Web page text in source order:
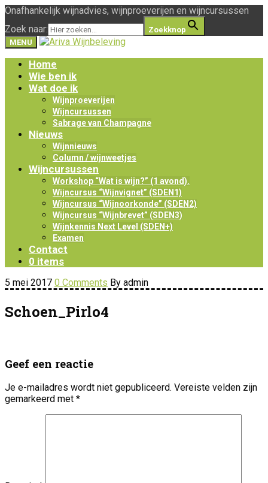
Onafhankelijk wijnadvies, wijnproeverijen en wijncursussen
Zoek naar:
Zoekknop
MENU
Home
Wie ben ik
Wat doe ik
Wijnproeverijen
Wijncursussen
Sabrage van Champagne
Nieuws
Wijnnieuws
Column / wijnweetjes
Wijncursussen
Workshop “Wat is wijn?” (1 avond).
Wijncursus “Wijnvignet” (SDEN1)
Wijncursus “Wijnoorkonde” (SDEN2)
Wijncursus “Wijnbrevet” (SDEN3)
Wijnkennis Next Level (SDEN+)
Examen
Contact
0 items
5 mei 2017 0 Comments By admin
Schoen_Pirlo4
Geef een reactie
Je e-mailadres wordt niet gepubliceerd. Vereiste velden zijn
gemarkeerd met *